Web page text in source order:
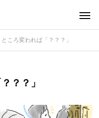
ころ変われば「？？？」
？？」